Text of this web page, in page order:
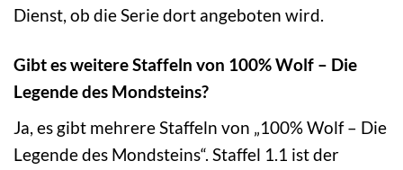
Dienst, ob die Serie dort angeboten wird.
Gibt es weitere Staffeln von 100% Wolf – Die
Legende des Mondsteins?
Ja, es gibt mehrere Staffeln von „100% Wolf – Die
Legende des Mondsteins“. Staffel 1.1 ist der